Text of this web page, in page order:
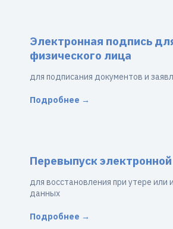
Электронная подпись
физического лица
для подписания документов и
Подробнее →
Перевыпуск
для восстановления при утере или
данных
Подробнее →